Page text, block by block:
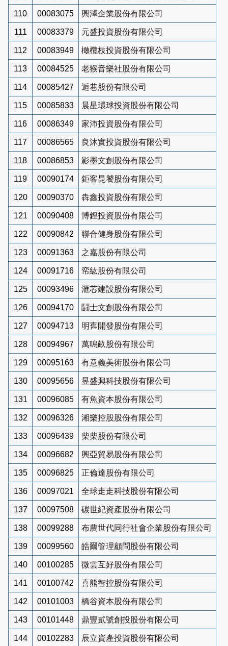
110 00083075 興澤企業股份有限公司
111 00083379 元盛投資股份有限公司
112 00083949 橄欖枝投資股份有限公司
113 00084525 老猴音樂社股份有限公司
114 00085427 逅巷股份有限公司
115 00085833 晨星環球投資股份有限公司
116 00086349 家沛投資股份有限公司
117 00086565 良沐實投資股份有限公司
118 00086853 影墨文創股份有限公司
119 00090174 鉅客昆饕股份有限公司
120 00090370 犇鑫投資股份有限公司
121 00090408 博鋰投資股份有限公司
122 00090842 聯合健身股份有限公司
123 00091363 之嘉股份有限公司
124 00091716 帟紘股份有限公司
125 00093496 滙芯建設股份有限公司
126 00094170 鬪士文創股份有限公司
127 00094713 明寯開發股份有限公司
128 00094967 萬鳴畝股份有限公司
129 00095163 有意義美術股份有限公司
130 00095656 昱盛興科技股份有限公司
131 00096085 有魚資本股份有限公司
132 00096326 湘樂控股股份有限公司
133 00096439 柴柴股份有限公司
134 00096682 興亞貿易股份有限公司
135 00096825 正倫達股份有限公司
136 00097021 全球走走科技股份有限公司
137 00097508 碳世紀資產股份有限公司
138 00099288 布農世代同行社會企業股份有限公司
139 00099560 皓爾管理顧問股份有限公司
140 00100285 微雲互好股份有限公司
141 00100742 喜熊智控股份有限公司
142 00101003 橋谷資本股份有限公司
143 00101448 鼎豐貳號創投股份有限公司
144 00102283 辰立資產投資股份有限公司